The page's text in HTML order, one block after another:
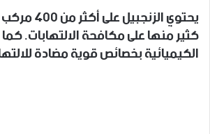
يحتوي
كثير منها على مكافحة الالتهابات.
الكيميائية بخصائص قوية مضادة